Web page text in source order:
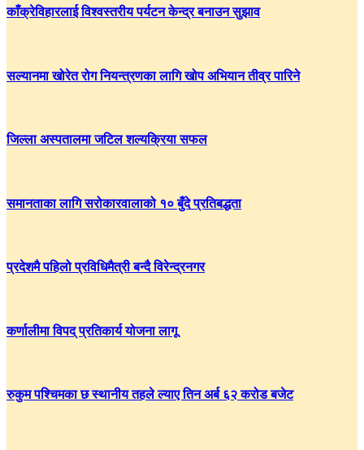
काँक्रेविहारलाई विश्वस्तरीय पर्यटन केन्द्र बनाउन सुझाव
सल्यानमा खोरेत रोग नियन्त्रणका लागि खोप अभियान तीव्र पारिने
जिल्ला अस्पतालमा जटिल शल्यक्रिया सफल
समानताका लागि सरोकारवालाको १० बुँदे प्रतिबद्धता
प्रदेशमै पहिलो प्रविधिमैत्री बन्दै विरेन्द्रनगर
कर्णालीमा विपद् प्रतिकार्य योजना लागू
रुकुम पश्चिमका छ स्थानीय तहले ल्याए तिन अर्ब ६२ करोड बजेट